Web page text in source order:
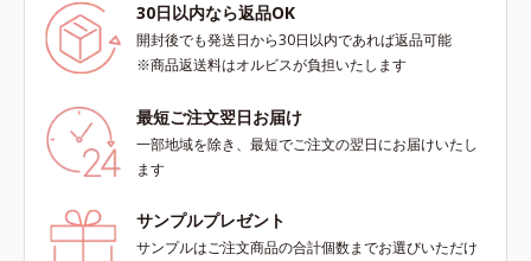
30日以内なら返品OK
開封後でも発送日から30日以内であれば返品可能
※商品返送料はオルビスが負担いたします
最短ご注文翌日お届け
一部地域を除き、最短でご注文の翌日にお届けいたし
ます
サンプルプレゼント
サンプルはご注文商品の合計個数までお選びいただけ